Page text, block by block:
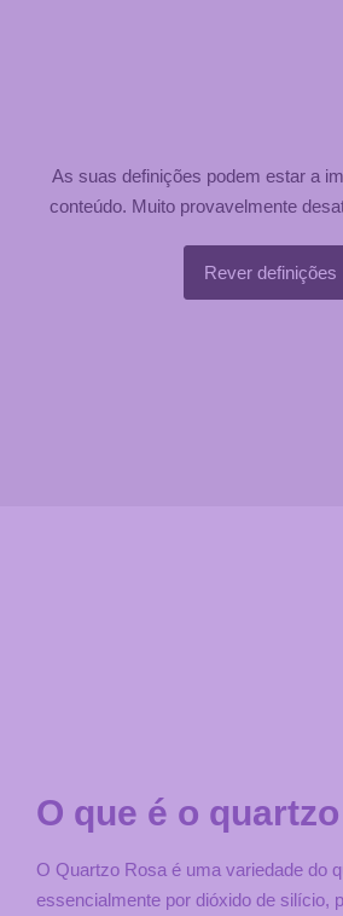
As suas definições podem estar a
conteúdo. Muito provavelmente
Rever definições
O que é o
O Quartzo Rosa é uma variedade do
essencialmente por dióxido de silício,